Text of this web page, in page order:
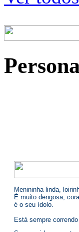
e rezo
Ver